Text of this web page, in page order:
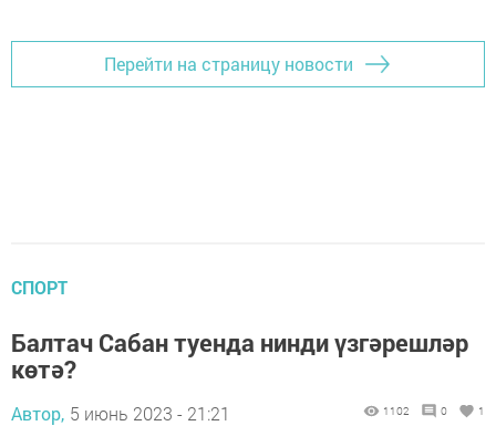
Перейти на страницу новости
СПОРТ
Балтач Сабан туенда нинди үзгәрешләр
көтә?
Автор, 5 июнь 2023 - 21:21 1102 0 1